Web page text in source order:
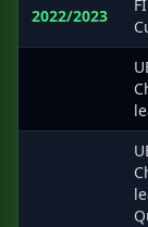
2022/2023